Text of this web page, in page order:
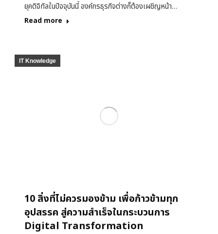
ยุคดิจิทัลในปัจจุบันนี้ องค์กรธุรกิจต่างก็ต้องเผชิญหน้า…
Read more
IT Knowledge
10 สิ่งที่ไม่ควรมองข้าม เพื่อก้าวข้ามทุก
อุปสรรค สู่ความสำเร็จในกระบวนการ
Digital Transformation